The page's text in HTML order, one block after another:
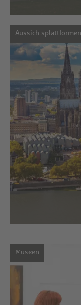
Aussichtsplattformen
Museen